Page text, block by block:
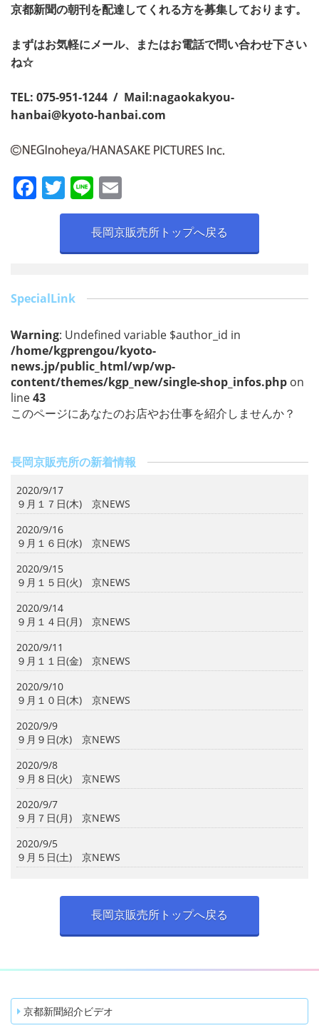
京都新聞の朝刊を配達してくれる方を募集しております。
まずはお気軽にメール、またはお電話で問い合わせ下さい
ね☆
TEL: 075-951-1244 / Mail:nagaokakyou-
hanbai@kyoto-hanbai.com
F
a
o
o
k
T
w
er
Li
n
e
m
ai
l
長岡京販売所トップへ戻る
SpecialLink
Warning: Undefined variable $author_id in
/home/kgprengou/kyoto-
news.jp/public_html/wp/wp-
content/themes/kgp_new/single-shop_infos.php on
line43
このページにあなたのお店やお仕事を紹介しませんか？
長岡京販売所の新着情報
2020/9/17
９月１７日(木) 京NEWS
2020/9/16
９月１６日(水) 京NEWS
2020/9/15
９月１５日(火) 京NEWS
2020/9/14
９月１４日(月) 京NEWS
2020/9/11
９月１１日(金) 京NEWS
2020/9/10
９月１０日(木) 京NEWS
2020/9/9
９月９日(水) 京NEWS
2020/9/8
９月８日(火) 京NEWS
2020/9/7
９月７日(月) 京NEWS
2020/9/5
９月５日(土) 京NEWS
長岡京販売所トップへ戻る
京都新聞紹介ビデオ